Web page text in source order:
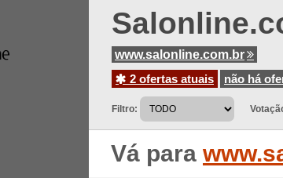
www.salonline.com.br
2 ofertas atuais
não há
Filtro:
Vá para